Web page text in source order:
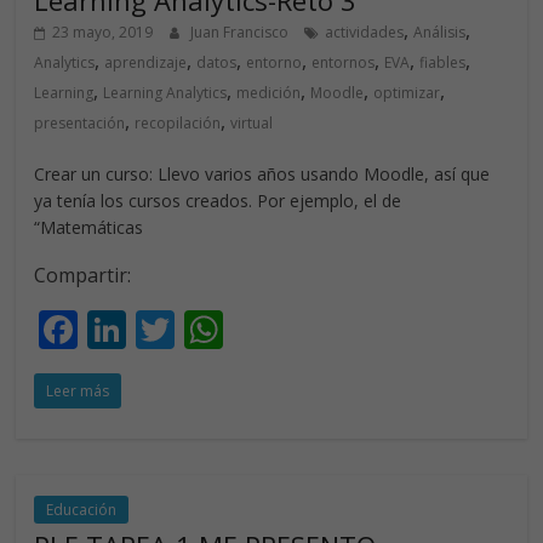
23 mayo, 2019 Juan Francisco actividades,Análisis,
Analytics, aprendizaje, datos, entorno, entornos, EVA, fiables,
Learning, Learning Analytics, medición, Moodle, optimizar,
presentación, recopilación,virtual
Crear un curso: Llevo varios años usando Moodle, así que
ya tenía los cursos creados. Por ejemplo, el de
“Matemáticas
Compartir:
F
ac
e
o
o
Li
dI
n
T
p
Leer más
Educación